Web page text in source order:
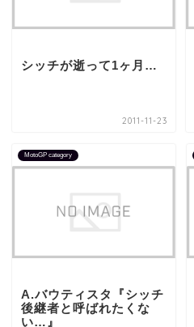
シッチが逝って1ヶ月…
2011-11-23
MotoGP category
A.バウティスタ『シッチ
後継者と呼ばれたくな
い…』